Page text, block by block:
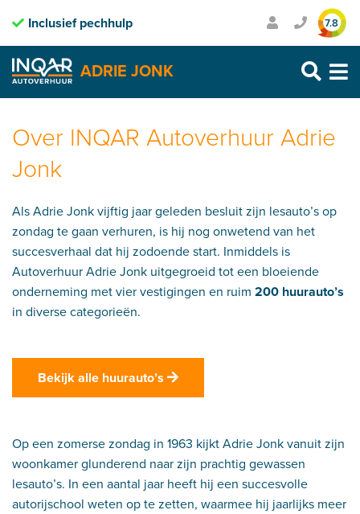
Inclusief pechhulp
Transparante prijzen
Purmerend: 0299 – 469 999
Heerhugowaard: 072 – 30 33 666
Zaandam: 075 – 65 90 123
7.8
ADRIE JONK
Skip
content
Over INQAR Autoverhuur Adrie
Jonk
Als Adrie Jonk vijftig jaar geleden besluit zijn lesauto’s op
zondag te gaan verhuren, is hij nog onwetend van het
succesverhaal dat hij zodoende start. Inmiddels is
Autoverhuur Adrie Jonk uitgegroeid tot een bloeiende
onderneming met vier vestigingen en ruim 200 huurauto’s
in diverse categorieën.
Bekijk alle huurauto’s
Op een zomerse zondag in 1963 kijkt Adrie Jonk vanuit zijn
woonkamer glunderend naar zijn prachtig gewassen
lesauto’s. In een aantal jaar heeft hij een succesvolle
autorijschool weten op te zetten, waarmee hij jaarlijks meer